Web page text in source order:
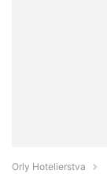
Orly Hotelierstva